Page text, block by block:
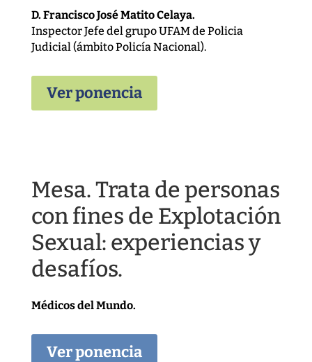
D. Francisco José Matito Celaya.
Inspector Jefe del grupo UFAM de Policia
Judicial (ámbito Policía Nacional).
Ver ponencia
Mesa. Trata de personas
con fines de Explotación
Sexual: experiencias y
desafíos.
Médicos del Mundo.
Ver ponencia